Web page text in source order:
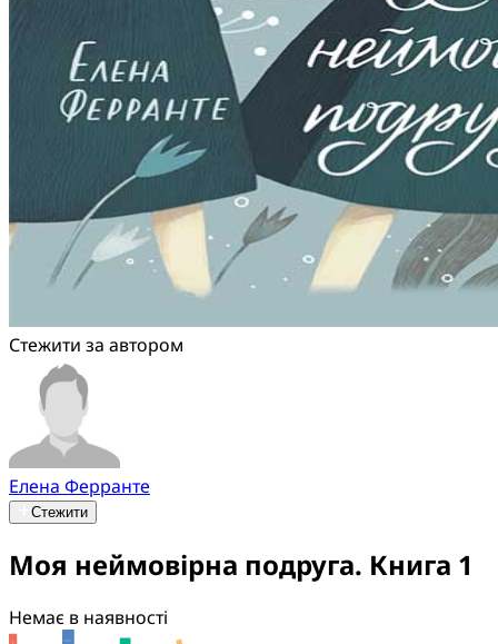
Стежити за автором
Елена Ферранте
Стежити
Моя неймовірна подруга. Книга 1
Немає в наявності